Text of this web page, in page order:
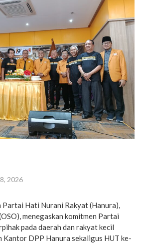
2026
Partai Hati Nurani Rakyat (Hanura),
menegaskan komitmen Partai
pada daerah dan rakyat kecil
Kantor DPP Hanura sekaligus HUT ke-